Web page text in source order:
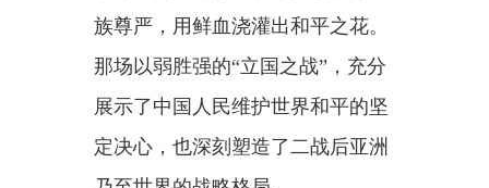
中国维护核心利益的政策和立
场。”
9日午后，雨后初霁。习近平总
书记和夫人彭丽媛乘坐的专机从平